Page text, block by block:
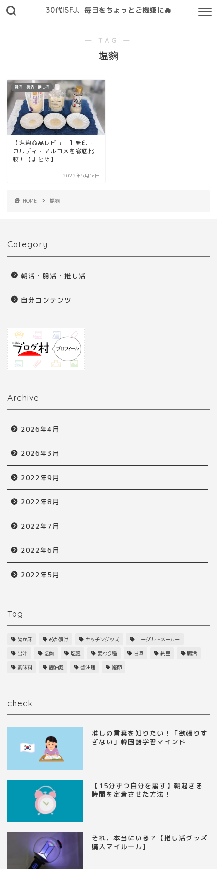
30代ISFJ、毎日をちょっとご機嫌に☁
― TAG ―
塩麴
朝活・腸活・推し活
【塩麹商品レビュー】無印・
カルディ・マルコメを徹底比
較！【まとめ】
2022年5月16日
HOME 塩麴
Category
朝活・腸活・推し活
自分コンテンツ
Archive
2026年4月
2026年3月
2022年9月
2022年8月
2022年7月
2022年6月
2022年5月
Tag
ぬか床 ぬか漬け キッチングッズ ヨーグルトメーカー
出汁 塩麴 塩麹 変わり種 甘酒 納豆 腸活
調味料 醤油麹 醬油麹 鰹節
check
推しの言葉を知りたい！「欲張りす
ぎない」韓国語学習マインド
【15分ずつ自分を騙す】朝起きる
時間を定着させた方法！
それ、本当にいる？【推し活グッズ
購入マイルール】
【発酵食品の魅力・効果ま